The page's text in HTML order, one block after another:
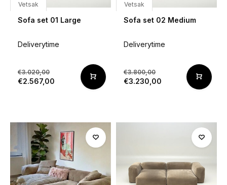
Vetsak
Sofa set 01 Large
Deliverytime
€3.020,00
€2.567,00
Vetsak
Sofa set 02 Medium
Deliverytime
€3.800,00
€3.230,00